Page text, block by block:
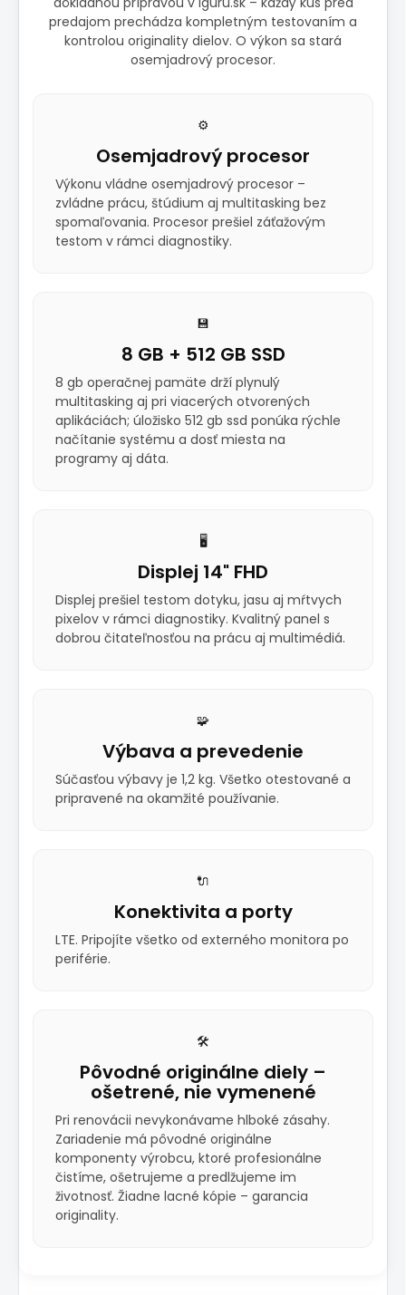
predajom prechádza kompletným testovaním a
kontrolou originality dielov. O výkon sa stará
osemjadrový procesor.
⚙️
Osemjadrový procesor
Výkonu vládne osemjadrový procesor –
zvládne prácu, štúdium aj multitasking bez
spomaľovania. Procesor prešiel záťažovým
testom v rámci diagnostiky.
💾
8 GB + 512 GB SSD
8 gb operačnej pamäte drží plynulý
multitasking aj pri viacerých otvorených
aplikáciách; úložisko 512 gb ssd ponúka rýchle
načítanie systému a dosť miesta na
programy aj dáta.
🖥️
Displej 14" FHD
Displej prešiel testom dotyku, jasu aj mŕtvych
pixelov v rámci diagnostiky. Kvalitný panel s
dobrou čitateľnosťou na prácu aj multimédiá.
🧩
Výbava a prevedenie
Súčasťou výbavy je 1,2 kg. Všetko otestované a
pripravené na okamžité používanie.
🔌
Konektivita a porty
LTE. Pripojíte všetko od externého monitora po
periférie.
🛠️
Pôvodné originálne diely –
ošetrené, nie vymenené
Pri renovácii nevykonávame hlboké zásahy.
Zariadenie má pôvodné originálne
komponenty výrobcu, ktoré profesionálne
čistíme, ošetrujeme a predlžujeme im
životnosť. Žiadne lacné kópie – garancia
originality.